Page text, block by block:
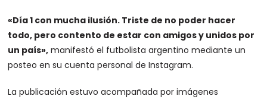
«Día 1 con mucha ilusión. Triste de no poder hacer
todo, pero contento de estar con amigos y unidos por
un país», manifestó el futbolista argentino mediante un
posteo en su cuenta personal de Instagram.
La publicación estuvo acompañada por imágenes